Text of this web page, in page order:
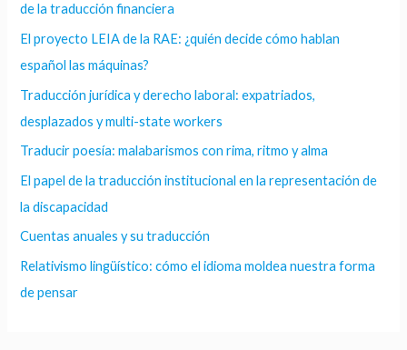
de la traducción financiera
El proyecto LEIA de la RAE: ¿quién decide cómo hablan
español las máquinas?
Traducción jurídica y derecho laboral: expatriados,
desplazados y multi-state workers
Traducir poesía: malabarismos con rima, ritmo y alma
El papel de la traducción institucional en la representación de
la discapacidad
Cuentas anuales y su traducción
Relativismo lingüístico: cómo el idioma moldea nuestra forma
de pensar